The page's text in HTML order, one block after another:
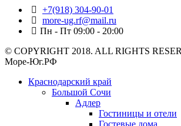
+7(918) 304-90-01
more-ug.rf@mail.ru
Пн - Пт 09:00 - 20:00
© COPYRIGHT 2018. ALL RIGHTS
Море-Юг.РФ
Краснодарский край
Большой Сочи
Адлер
Гостиницы и отели